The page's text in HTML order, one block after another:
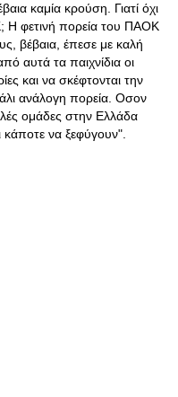
καμία κρούση. Γιατί όχι
φετινή πορεία του ΠΑΟΚ
βέβαια, έπεσε με καλή
αυτά τα παιχνίδια οι
και να σκέφτονται την
ανάλογη πορεία. Οσον
ομάδες στην Ελλάδα
να ξεφύγουν".